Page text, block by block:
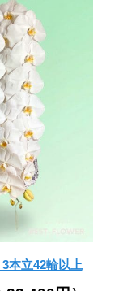
本立42輪以上